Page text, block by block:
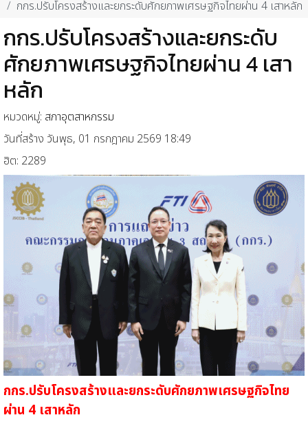
กกร.ปรับโครงสร้างและยกระดับศักยภาพเศรษฐกิจไทยผ่าน 4 เสาหลัก
กกร.ปรับโครงสร้างและยกระดับ
ศักยภาพเศรษฐกิจไทยผ่าน 4 เสา
หลัก
หมวดหมู่: สภาอุตสาหกรรม
วันที่สร้าง วันพุธ, 01 กรกฎาคม 2569 18:49
ฮิต: 2289
กกร.ปรับโครงสร้างและยกระดับศักยภาพเศรษฐกิจไทย
ผ่าน 4 เสาหลัก